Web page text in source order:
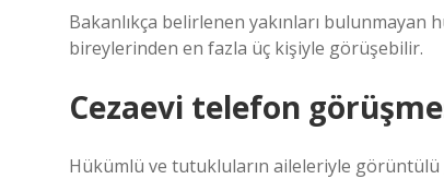
Bakanlıkça belirlenen yakınları
bireylerinden en fazla üç kişiyle görüşebilir.
Cezaevi telefon
Hükümlü ve tutukluların aileleriyle görüntülü